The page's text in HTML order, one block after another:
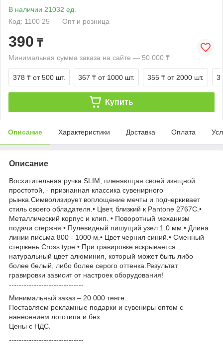
В наличии 21032 ед.
Код: 1100 25
Опт и розница
390 ₸
Минимальная сумма заказа на сайте — 50 000 ₸
378 ₸ от 500 шт. 367 ₸ от 1000 шт. 355 ₸ от 2000 шт.
Купить
Описание Характеристики Доставка Оплата
Описание
Восхитительная ручка SLIM, пленяющая своей изящной
простотой, - признанная классика сувенирного
рынка.Символизирует воплощение мечты и подчеркивает
стиль своего обладателя.• Цвет, близкий к Pantone 2767C.•
Металлический корпус и клип. • Поворотный механизм
подачи стержня.• Пулевидный пишущий узел 1.0 мм.• Длина
линии письма 800 - 1000 м.• Цвет чернил синий.• Сменный
стержень Сross type.• При гравировке вскрывается
натуральный цвет алюминия, который может быть либо
более белый, либо более серого оттенка.Результат
гравировки зависит от настроек оборудования!
------------------------------
Минимальный заказ – 20 000 тенге.
Поставляем рекламные подарки и сувениры оптом с
нанесением логотипа и без.
Цены с НДС.
------------------------------